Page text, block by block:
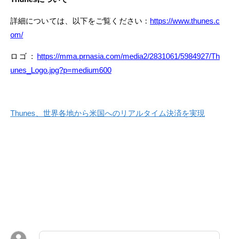
詳細については、以下をご覧ください： https://www.thunes.c
om/
ロゴ： https://mma.prnasia.com/media2/2831061/5984927/Th
unes_Logo.jpg?p=medium600
Thunes、世界各地から米国へのリアルタイム決済を実現